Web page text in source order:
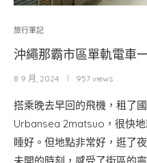
旅行筆記
沖繩那霸市區單軌電車
8 9 月, 2024 957 views
搭乘晚去早回的飛機，租了
Urbansea 2matsuo，很快
睡好。但地點非常好，逛了
未開的時刻，感受了街區的